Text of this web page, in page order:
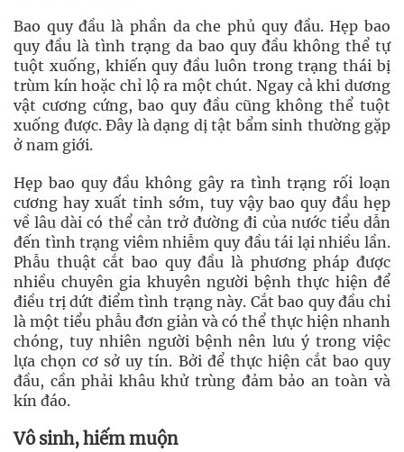
Bao quy đầu là phần da che phủ quy đầu. Hẹp bao
quy đầu là tình trạng da bao quy đầu không thể tự
tuột xuống, khiến quy đầu luôn trong trạng thái bị
trùm kín hoặc chỉ lộ ra một chút. Ngay cả khi dương
vật cương cứng, bao quy đầu cũng không thể tuột
xuống được. Đây là dạng dị tật bẩm sinh thường gặp
ở nam giới.
Hẹp bao quy đầu không gây ra tình trạng rối loạn
cương hay xuất tinh sớm, tuy vậy bao quy đầu hẹp
về lâu dài có thể cản trở đường đi của nước tiểu dẫn
đến tình trạng viêm nhiễm quy đầu tái lại nhiều lần.
Phẫu thuật cắt bao quy đầu là phương pháp được
nhiều chuyên gia khuyên người bệnh thực hiện để
điều trị dứt điểm tình trạng này. Cắt bao quy đầu chỉ
là một tiểu phẫu đơn giản và có thể thực hiện nhanh
chóng, tuy nhiên người bệnh nên lưu ý trong việc
lựa chọn cơ sở uy tín. Bởi để thực hiện cắt bao quy
đầu, cần phải khâu khử trùng đảm bảo an toàn và
kín đáo.
Vô sinh, hiếm muộn